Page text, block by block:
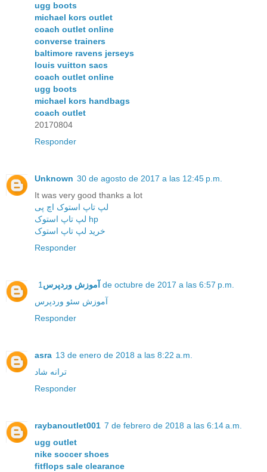
ugg boots
michael kors outlet
coach outlet online
converse trainers
baltimore ravens jerseys
louis vuitton sacs
coach outlet online
ugg boots
michael kors handbags
coach outlet
20170804
Responder
Unknown 30 de agosto de 2017 a las 12:45 p.m.
It was very good thanks a lot
لپ تاپ استوک اچ پی
لپ تاپ استوک hp
خرید لپ تاپ استوک
Responder
آموزش وردپرس 1 de octubre de 2017 a las 6:57 p.m.
آموزش سئو وردپرس
Responder
asra 13 de enero de 2018 a las 8:22 a.m.
ترانه شاد
Responder
raybanoutlet001 7 de febrero de 2018 a las 6:14 a.m.
ugg outlet
nike soccer shoes
fitflops sale clearance